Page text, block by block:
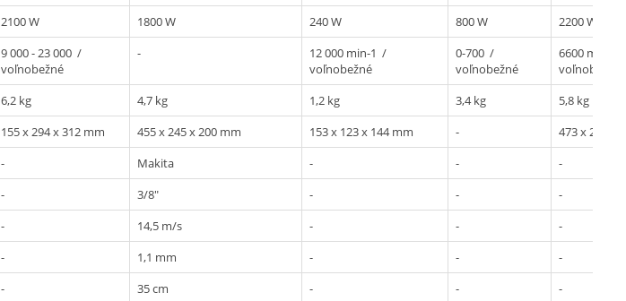
2100 W 1800 W 240 W 800 W
2200 W
9 000 - 23 000 /
voľnobežné
-
12 000 min-1 /
voľnobežné
0-700 /
voľnobežné
6600 min-1 /
voľnobežné
6,2 kg 4,7 kg 1,2 kg 3,4 kg
5,8 kg
155 x 294 x 312 mm 455 x 245 x 200 mm 153 x 123 x 144 mm -
473 x 250 x
- Makita - -
-
- 3/8" - -
-
- 14,5 m/s - -
-
- 1,1 mm - -
-
- 35 cm - -
-